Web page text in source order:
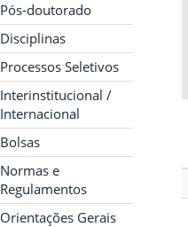
Pós-doutorado
Disciplinas
Processos Seletivos
Interinstitucional /
Internacional
Bolsas
Normas e
Regulamentos
Orientações Gerais